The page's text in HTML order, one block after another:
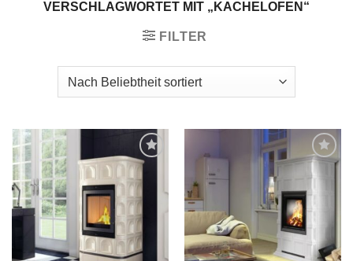
VERSCHLAGWORTET MIT „KACHELOFEN“
FILTER
Zur
Wunschliste
hinzufügen
Wunschliste
hinzufügen